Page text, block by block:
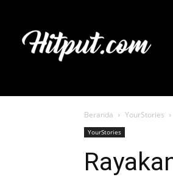
Beranda YourStories
YourStories